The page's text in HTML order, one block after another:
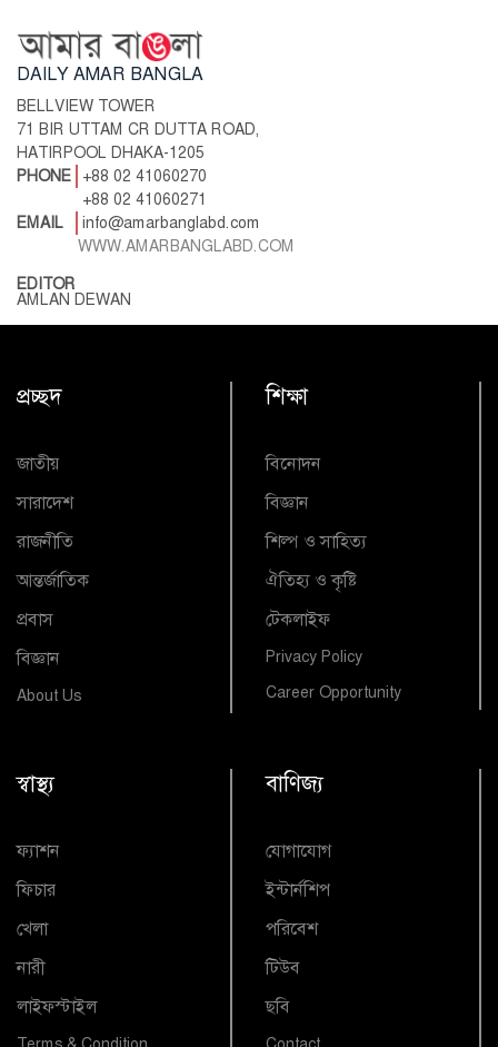
DAILY AMAR BANGLA
BELLVIEW TOWER
71 BIR UTTAM CR DUTTA ROAD,
HATIRPOOL DHAKA-1205
PHONE
+88 02 41060270
+88 02 41060271
EMAIL
info@amarbanglabd.com
WWW.AMARBANGLABD.COM
EDITOR
AMLAN DEWAN
প্রচ্ছদ
জাতীয়
সারাদেশ
রাজনীতি
আন্তর্জাতিক
প্রবাস
বিজ্ঞান
About Us
শিক্ষা
বিনোদন
বিজ্ঞান
শিল্প ও সাহিত্য
ঐতিহ্য ও কৃষ্টি
টেকলাইফ
Privacy Policy
Career Opportunity
স্বাস্থ্য
ফ্যাশন
ফিচার
খেলা
নারী
লাইফস্টাইল
বাণিজ্য
যোগাযোগ
ইন্টার্নশিপ
পরিবেশ
টিউব
ছবি